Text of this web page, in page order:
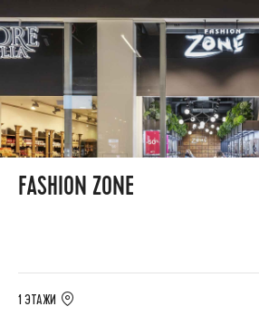
FASHION ZONE
1 ЭТАЖИ